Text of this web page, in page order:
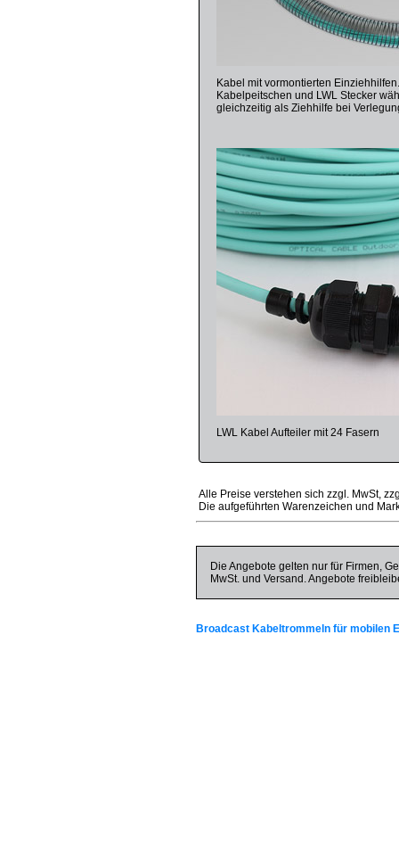
Kabel mit vormontierten
Kabelpeitschen und LWL Stecker
gleichzeitig als Ziehhilfe bei
LWL Kabel Aufteiler mit 24 Fasern
Alle Preise verstehen sich zzgl. MwSt,
Die aufgeführten Warenzeichen und
Die Angebote gelten nur für Firmen,
MwSt. und Versand. Angebote
Broadcast Kabeltrommeln für mobilen